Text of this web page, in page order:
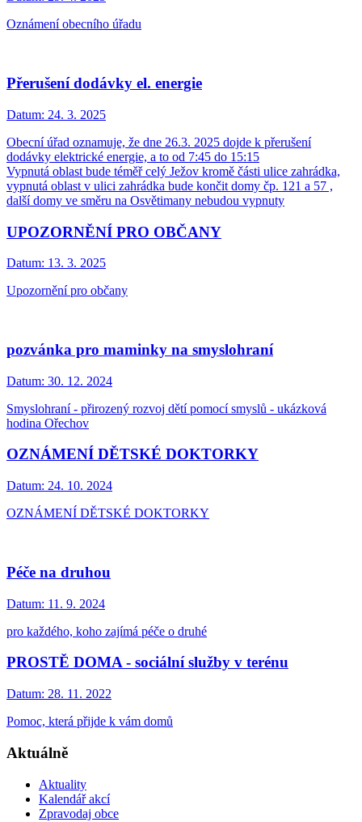
Oznámení obecního úřadu
Přerušení dodávky el. energie
Datum: 24. 3. 2025
Obecní úřad oznamuje, že dne 26.3. 2025 dojde k přerušení
dodávky elektrické energie, a to od 7:45 do 15:15
Vypnutá oblast bude téměř celý Ježov kromě části ulice zahrádka,
vypnutá oblast v ulici zahrádka bude končit domy čp. 121 a 57 ,
další domy ve směru na Osvětimany nebudou vypnuty
UPOZORNĚNÍ PRO OBČANY
Datum: 13. 3. 2025
Upozornění pro občany
pozvánka pro maminky na smyslohraní
Datum: 30. 12. 2024
Smyslohraní - přirozený rozvoj dětí pomocí smyslů - ukázková
hodina Ořechov
OZNÁMENÍ DĚTSKÉ DOKTORKY
Datum: 24. 10. 2024
OZNÁMENÍ DĚTSKÉ DOKTORKY
Péče na druhou
Datum: 11. 9. 2024
pro každého, koho zajímá péče o druhé
PROSTĚ DOMA - sociální služby v terénu
Datum: 28. 11. 2022
Pomoc, která přijde k vám domů
Aktuálně
Aktuality
Kalendář akcí
Zpravodaj obce